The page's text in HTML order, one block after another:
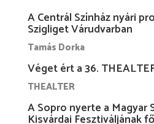
A Centrál Színház nyári
Szigliget Várudvarban
Tamás Dorka
Véget ért a 36.
THEALTER
A Sopro nyerte a Magyar
Kisvárdai Fesztiváljának